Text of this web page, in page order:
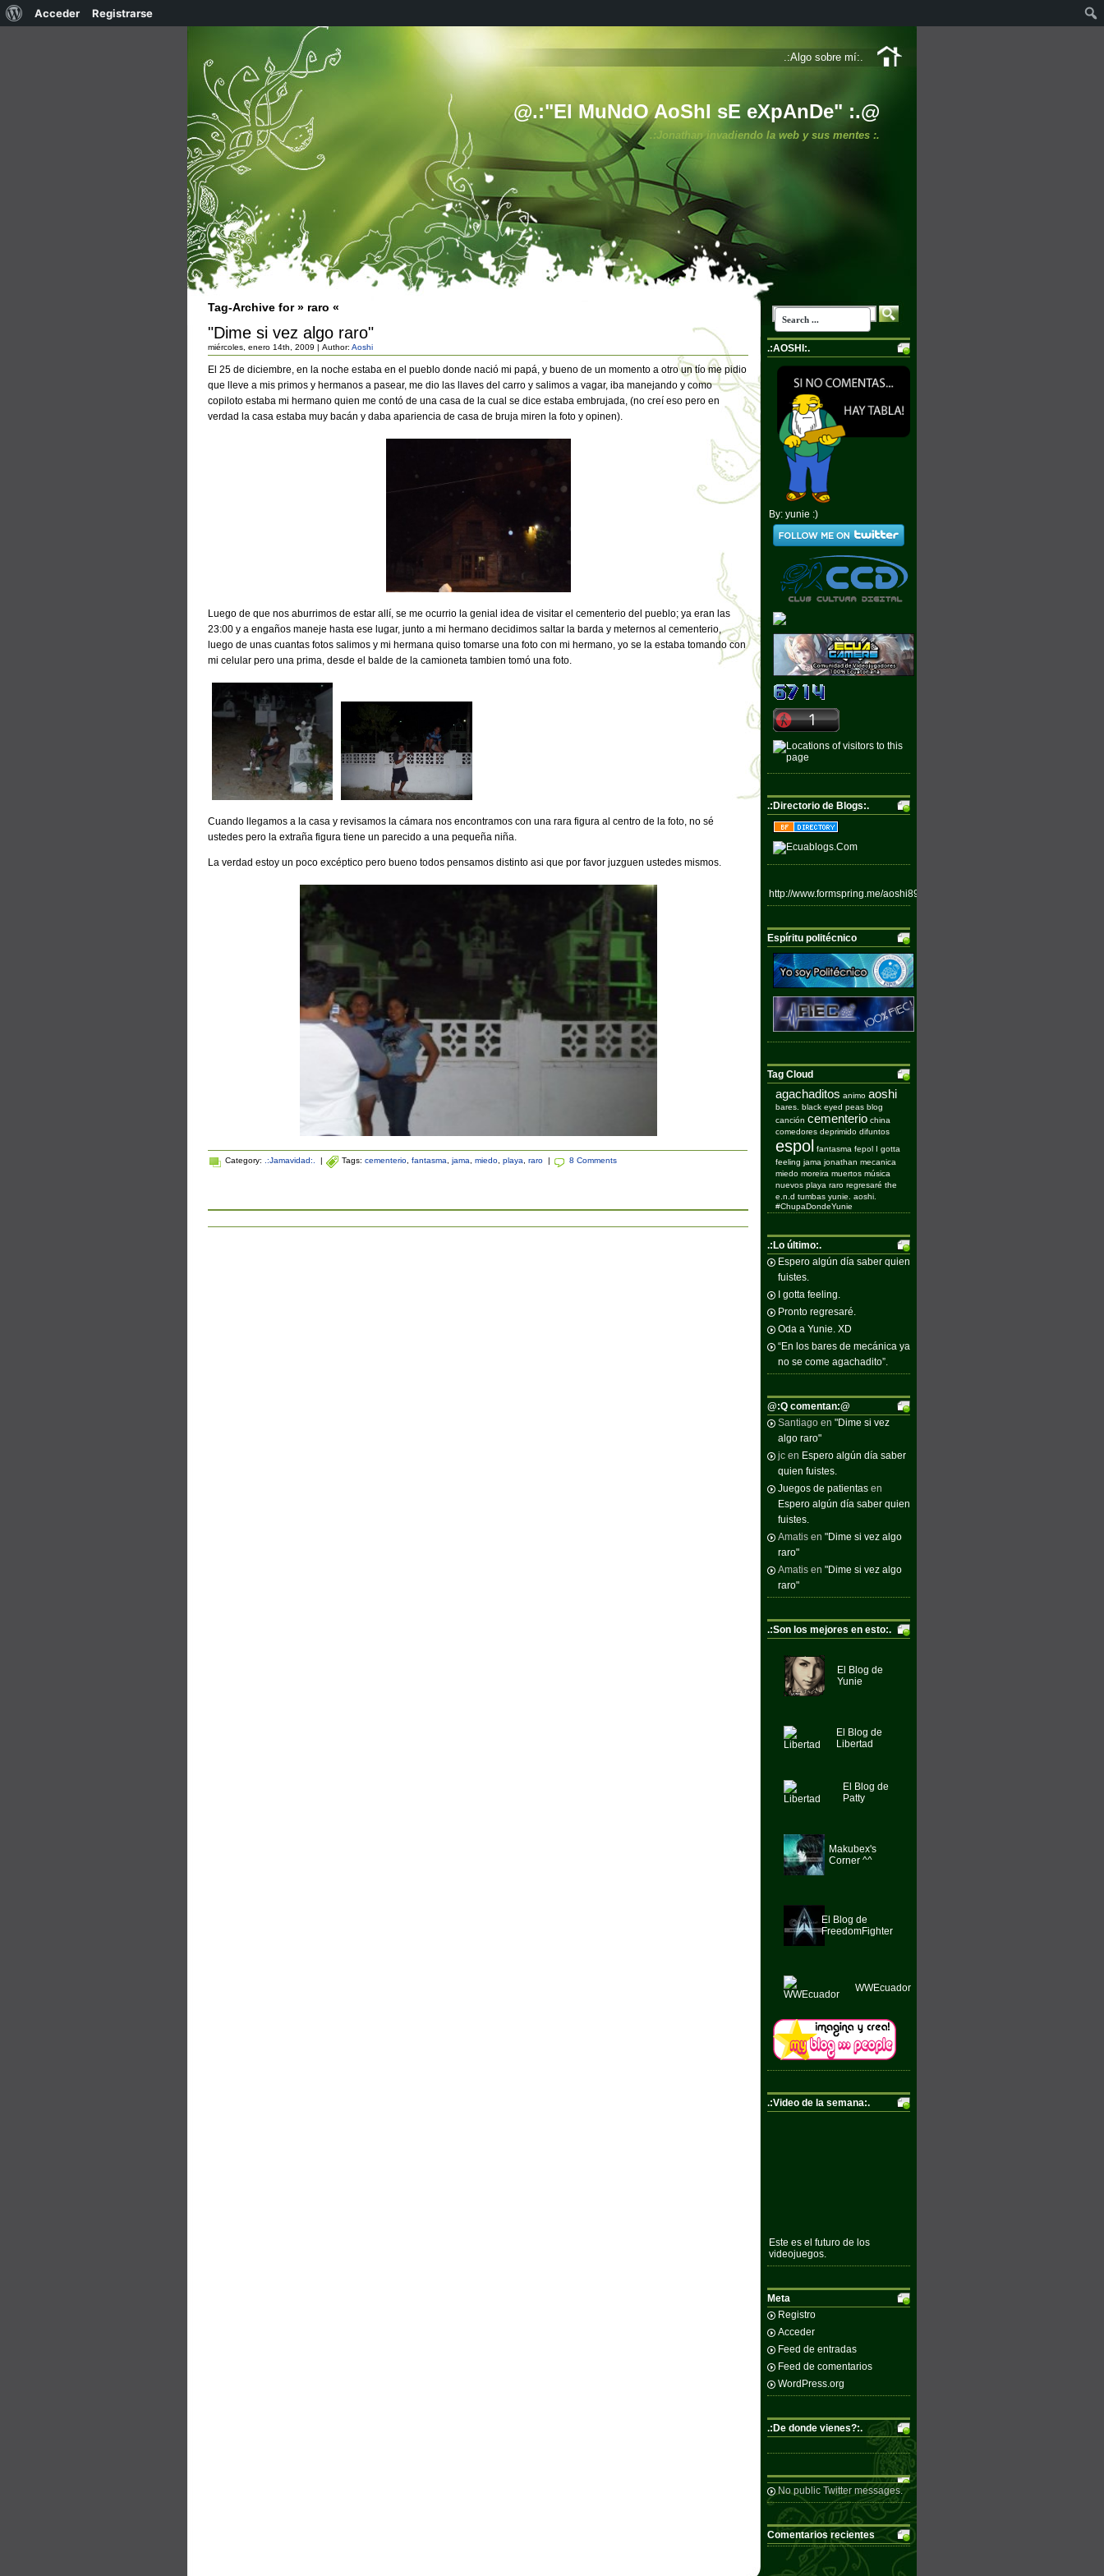
@.:"El MuNdO AoShI sE eXpAnDe" :.@
.:Jonathan invadiendo la web y sus mentes :.
.:Algo sobre mí:.
Tag-Archive for » raro «
"Dime si vez algo raro"
miércoles, enero 14th, 2009 | Author: Aoshi
El 25 de diciembre, en la noche estaba en el pueblo donde nació mi papá, y bueno de un momento a otro un tío me pidio
que lleve a mis primos y hermanos a pasear, me dio las llaves del carro y salimos a vagar, iba manejando y como
copiloto estaba mi hermano quien me contó de una casa de la cual se dice estaba embrujada, (no creí eso pero en
verdad la casa estaba muy bacán y daba apariencia de casa de bruja miren la foto y opinen).
Luego de que nos aburrimos de estar allí, se me ocurrio la genial idea de visitar el cementerio del pueblo; ya eran las
23:00 y a engaños maneje hasta ese lugar, junto a mi hermano decidimos saltar la barda y meternos al cementerio,
luego de unas cuantas fotos salimos y mi hermana quiso tomarse una foto con mi hermano, yo se la estaba tomando con
mi celular pero una prima, desde el balde de la camioneta tambien tomó una foto.
Cuando llegamos a la casa y revisamos la cámara nos encontramos con una rara figura al centro de la foto, no sé
ustedes pero la extraña figura tiene un parecido a una pequeña niña.
La verdad estoy un poco excéptico pero bueno todos pensamos distinto asi que por favor juzguen ustedes mismos.
Category: .:Jamavidad:. | Tags: cementerio fantasma jama miedo playa raro | 8 Comments
.:AOSHI:.
By: yunie :)
.:Directorio de Blogs:.
http://www.formspring.me/aoshi89
Espíritu politécnico
Tag Cloud
agachaditos animo aoshi
bares. black eyed peas blog
canción cementerio china
comedores deprimido difuntos
espol fantasma fepol I gotta
feeling jama jonathan mecanica
miedo moreira muertos música
nuevos playa raro regresaré the
e.n.d tumbas yunie. aoshi.
#ChupaDondeYunie
.:Lo último:.
Espero algún día saber quien
fuistes.
I gotta feeling.
Pronto regresaré.
Oda a Yunie. XD
“En los bares de mecánica ya
no se come agachadito”.
@:Q comentan:@
Santiago en "Dime si vez
algo raro"
jc en Espero algún día saber
quien fuistes.
Juegos de patientas en
Espero algún día saber quien
fuistes.
Amatis en "Dime si vez algo
raro"
Amatis en "Dime si vez algo
raro"
.:Son los mejores en esto:.
El Blog de
Yunie
El Blog de
Libertad
El Blog de
Patty
Makubex's
Corner ^^
El Blog de
FreedomFighter
WWEcuador
.:Video de la semana:.
Este es el futuro de los
videojuegos.
Meta
Registro
Acceder
Feed de entradas
Feed de comentarios
WordPress.org
.:De donde vienes?:.
No public Twitter messages.
Comentarios recientes
Acerca
Acceder Registrarse